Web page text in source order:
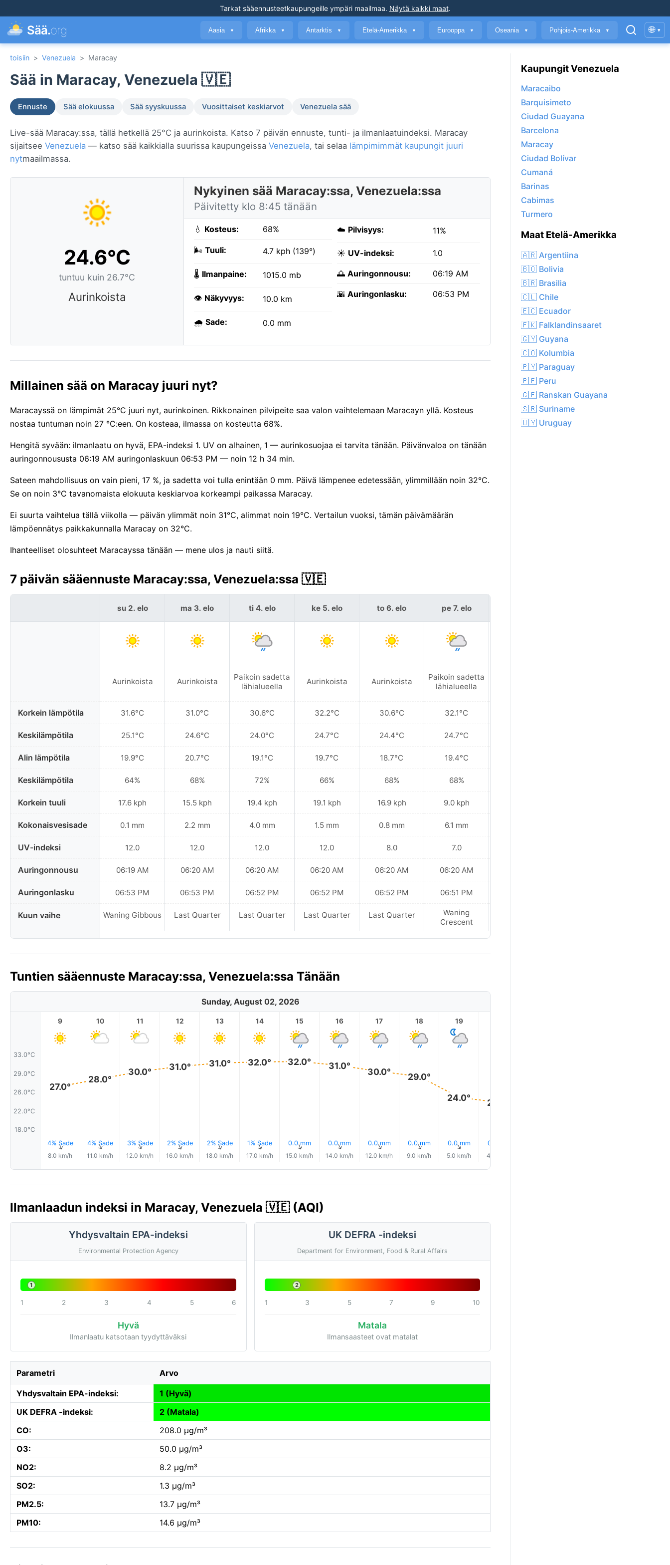
Tarkat sääennusteetkaupungeille ympäri maailmaa. Näytä kaikki maat.
Sää.org Aasia ▼ Afrikka ▼ Antarktis ▼ Etelä-Amerikka ▼ Eurooppa ▼ Oseania ▼ Pohjois-Amerikka ▼ 🌐 ▾
toisiin > Venezuela > Maracay
Sää in Maracay, Venezuela 🇻🇪
Ennuste Sää elokuussa Sää syyskuussa Vuosittaiset keskiarvot Venezuela sää
Live-sää Maracay:ssa, tällä hetkellä 25°C ja aurinkoista. Katso 7 päivän ennuste, tunti- ja ilmanlaatuindeksi. Maracay
sijaitsee Venezuela — katso sää kaikkialla suurissa kaupungeissa Venezuela, tai selaa lämpimimmät kaupungit juuri
nytmaailmassa.
24.6°C
tuntuu kuin 26.7°C
Aurinkoista
Nykyinen sää Maracay:ssa, Venezuela:ssa
Päivitetty klo 8:45 tänään
💧 Kosteus: 68%
🌬️ Tuuli: 4.7 kph (139°)
🌡️ Ilmanpaine: 1015.0 mb
👁️ Näkyvyys: 10.0 km
🌧️ Sade: 0.0 mm
☁️ Pilvisyys: 11%
☀️ UV-indeksi: 1.0
🌅 Auringonnousu: 06:19 AM
🌇 Auringonlasku: 06:53 PM
Millainen sää on Maracay juuri nyt?
Maracayssä on lämpimät 25°C juuri nyt, aurinkoinen. Rikkonainen pilvipeite saa valon vaihtelemaan Maracayn yllä. Kosteus
nostaa tuntuman noin 27 °C:een. On kosteaa, ilmassa on kosteutta 68%.
Hengitä syvään: ilmanlaatu on hyvä, EPA-indeksi 1. UV on alhainen, 1 — aurinkosuojaa ei tarvita tänään. Päivänvaloa on tänään
auringonnoususta 06:19 AM auringonlaskuun 06:53 PM — noin 12 h 34 min.
Sateen mahdollisuus on vain pieni, 17 %, ja sadetta voi tulla enintään 0 mm. Päivä lämpenee edetessään, ylimmillään noin 32°C.
Se on noin 3°C tavanomaista elokuuta keskiarvoa korkeampi paikassa Maracay.
Ei suurta vaihtelua tällä viikolla — päivän ylimmät noin 31°C, alimmat noin 19°C. Vertailun vuoksi, tämän päivämäärän
lämpöennätys paikkakunnalla Maracay on 32°C.
Ihanteelliset olosuhteet Maracayssa tänään — mene ulos ja nauti siitä.
7 päivän sääennuste Maracay:ssa, Venezuela:ssa 🇻🇪
Korkein lämpötila
Keskilämpötila
Alin lämpötila
Keskilämpötila
Korkein tuuli
Kokonaisvesisade
UV-indeksi
Auringonnousu
Auringonlasku
Kuun vaihe
su 2. elo
Aurinkoista
31.6°C
25.1°C
19.9°C
64%
17.6 kph
0.1 mm
12.0
06:19 AM
06:53 PM
Waning Gibbous
ma 3. elo
Aurinkoista
31.0°C
24.6°C
20.7°C
68%
15.5 kph
2.2 mm
12.0
06:20 AM
06:53 PM
Last Quarter
ti 4. elo
Paikoin sadetta
lähialueella
30.6°C
24.0°C
19.1°C
72%
19.4 kph
4.0 mm
12.0
06:20 AM
06:52 PM
Last Quarter
ke 5. elo
Aurinkoista
32.2°C
24.7°C
19.7°C
66%
19.1 kph
1.5 mm
12.0
06:20 AM
06:52 PM
Last Quarter
to 6. elo
Aurinkoista
30.6°C
24.4°C
18.7°C
68%
16.9 kph
0.8 mm
8.0
06:20 AM
06:52 PM
Last Quarter
pe 7. elo
Paikoin sadetta
lähialueella
32.1°C
24.7°C
19.4°C
68%
9.0 kph
6.1 mm
7.0
06:20 AM
06:51 PM
Waning
Crescent
Tuntien sääennuste Maracay:ssa, Venezuela:ssa Tänään
Sunday, August 02, 2026
33.0°C
29.0°C
26.0°C
22.0°C
18.0°C
9
27.0°
4% Sade
↑
8.0 km/h
10
28.0°
4% Sade
↑
11.0 km/h
11
30.0°
3% Sade
↑
12.0 km/h
12
31.0°
2% Sade
↑
16.0 km/h
13
31.0°
2% Sade
↑
18.0 km/h
14
32.0°
1% Sade
↑
17.0 km/h
15
32.0°
0.0 mm
↑
15.0 km/h
16
31.0°
0.0 mm
↑
14.0 km/h
17
30.0°
0.0 mm
↑
12.0 km/h
18
29.0°
0.0 mm
↑
9.0 km/h
19
24.0°
0.0 mm
↑
5.0 km/h
23.0°
0.0 mm
4.0 km/h
Ilmanlaadun indeksi in Maracay, Venezuela 🇻🇪 (AQI)
Yhdysvaltain EPA-indeksi
Environmental Protection Agency
1
1 2 3 4 5 6
Hyvä
Ilmanlaatu katsotaan tyydyttäväksi
UK DEFRA -indeksi
Department for Environment, Food & Rural Affairs
2
1 3 5 7 9 10
Matala
Ilmansaasteet ovat matalat
Parametri Arvo
Yhdysvaltain EPA-indeksi:
1 (Hyvä)
UK DEFRA -indeksi:
2 (Matala)
CO:
208.0 µg/m³
O3:
50.0 µg/m³
NO2:
8.2 µg/m³
SO2:
1.3 µg/m³
PM2.5:
13.7 µg/m³
PM10:
14.6 µg/m³
Kaupungit Venezuela
Maracaibo
Barquisimeto
Ciudad Guayana
Barcelona
Maracay
Ciudad Bolívar
Cumaná
Barinas
Cabimas
Turmero
Maat Etelä-Amerikka
🇦🇷 Argentiina
🇧🇴 Bolivia
🇧🇷 Brasilia
🇨🇱 Chile
🇪🇨 Ecuador
🇫🇰 Falklandinsaaret
🇬🇾 Guyana
🇨🇴 Kolumbia
🇵🇾 Paraguay
🇵🇪 Peru
🇬🇫 Ranskan Guayana
🇸🇷 Suriname
🇺🇾 Uruguay